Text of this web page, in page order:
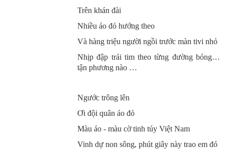
Trên khán đài
Nhiều áo đỏ hướng theo
Và hàng triệu người ngồi trước màn tivi nhỏ
Nhịp đập trái tim theo từng đường bóng…
tận phương nào …
Ngước trông lên
Ơi đội quân áo đỏ
Màu áo - màu cờ tinh túy Việt Nam
Vinh dự non sông, phút giây này trao em đó